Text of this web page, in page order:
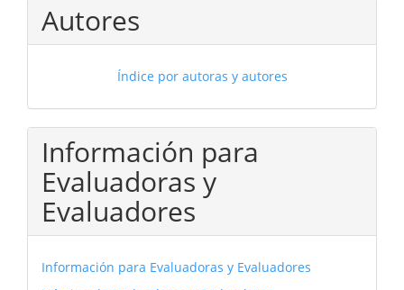
Autores
Índice por autoras y autores
Información para
Evaluadoras y
Evaluadores
Información para Evaluadoras y Evaluadores